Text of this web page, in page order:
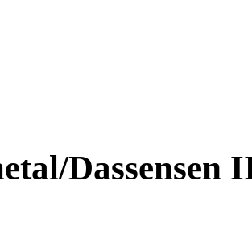
Dassensen